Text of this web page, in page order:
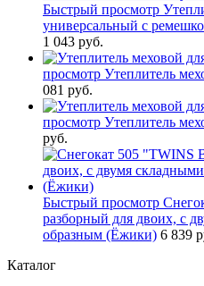
Быстрый просмотр
универсальный с
1 043 руб.
просмотр Утеплитель
081 руб.
просмотр Утеплитель
руб.
Быстрый просмотр
разборный для двоих, с
образным (Ёжики) 6 839
Каталог